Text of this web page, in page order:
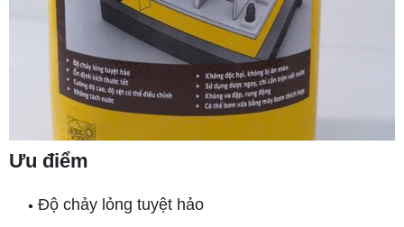
Ưu điểm
• Độ chảy lỏng tuyệt hảo